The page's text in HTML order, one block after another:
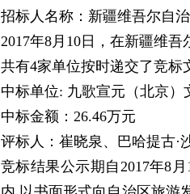
招标人名称：新疆维吾尔自
2017年8月10日，在新疆维
共有4家单位按时递交了竞标
中标单位: 九歌宣元（北京）
中标金额：26.46万元
评标人：崔晓泉、巴哈提古·
竞标结果公示期自2017年8